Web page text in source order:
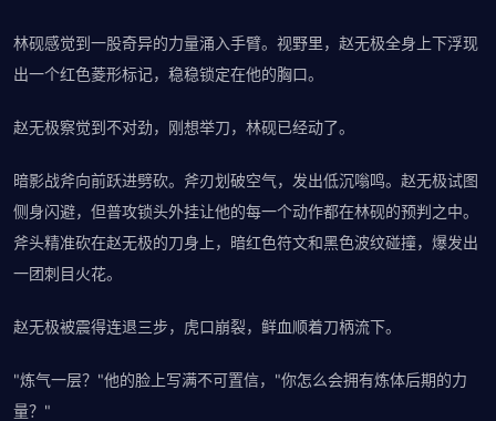
林砚感觉到一股奇异的力量涌入手臂。视野里，赵无极全身上下浮现
出一个红色菱形标记，稳稳锁定在他的胸口。
赵无极察觉到不对劲，刚想举刀，林砚已经动了。
暗影战斧向前跃进劈砍。斧刃划破空气，发出低沉嗡鸣。赵无极试图
侧身闪避，但普攻锁头外挂让他的每一个动作都在林砚的预判之中。
斧头精准砍在赵无极的刀身上，暗红色符文和黑色波纹碰撞，爆发出
一团刺目火花。
赵无极被震得连退三步，虎口崩裂，鲜血顺着刀柄流下。
"炼气一层？"他的脸上写满不可置信，"你怎么会拥有炼体后期的力
量？"